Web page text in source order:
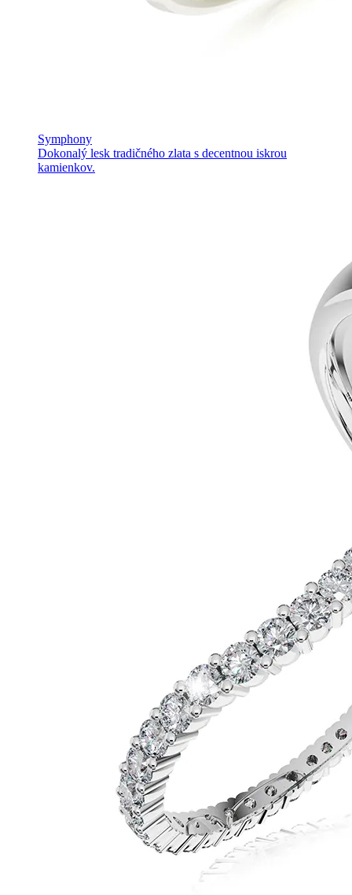
Symphony
Dokonalý lesk tradičného zlata s decentnou iskrou
kamienkov.